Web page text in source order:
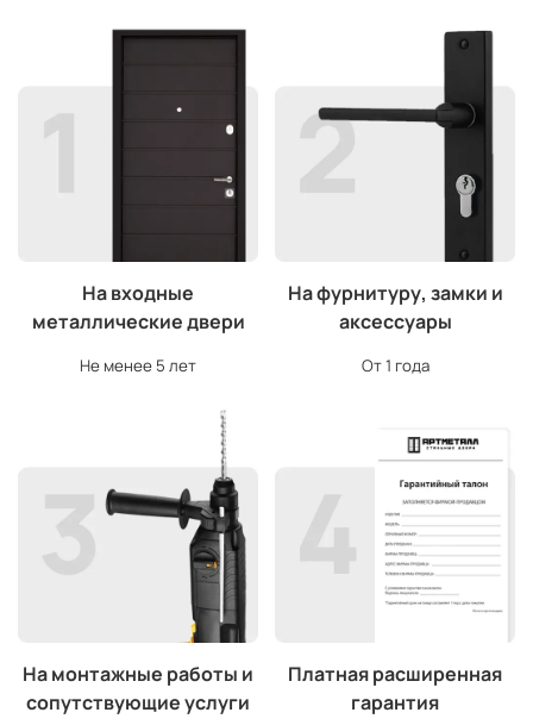
На входные
металлические двери
Не менее 5 лет
На фурнитуру, замки и
аксессуары
От 1 года
На монтажные работы и
сопутствующие услуги
Платная расширенная
гарантия